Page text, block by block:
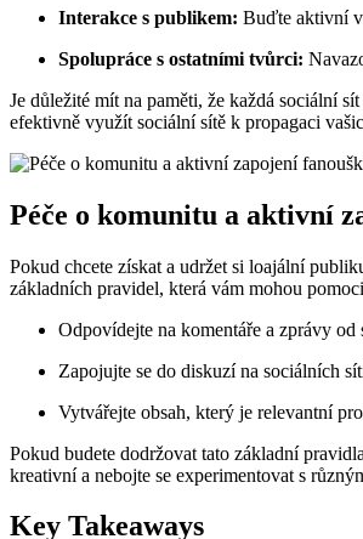
Interakce s publikem: Buďte aktivní
Spolupráce s ostatními tvůrci:
Je důležité mít na paměti, že každá sociální
efektivně využít sociální sítě k propagaci
Péče o komunitu a aktivní
Pokud chcete získat a udržet si loajální
základních pravidel, která vám mohou
Odpovídejte na komentáře a zprávy
Zapojujte se do diskuzí na sociálních
Vytvářejte obsah, který je relevantní
Pokud budete dodržovat tato základní
kreativní a nebojte se experimentovat s
Key Takeaways